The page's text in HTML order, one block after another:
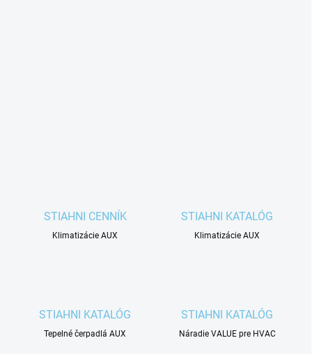
STIAHNI CENNÍK
Klimatizácie AUX
STIAHNI KATALÓG
Klimatizácie AUX
STIAHNI KATALÓG
Tepelné čerpadlá AUX
STIAHNI KATALÓG
Náradie VALUE pre HVAC